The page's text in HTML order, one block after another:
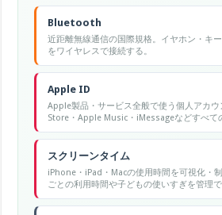
Bluetooth
近距離無線通信の国際規格。イヤホン・キ
をワイヤレスで接続する。
Apple ID
Apple製品・サービス全般で使う個人アカ
Store・Apple Music・iMessageなどすべて
スクリーンタイム
iPhone・iPad・Macの使用時間を可視化・
ごとの利用時間や子どもの使いすぎを管理で